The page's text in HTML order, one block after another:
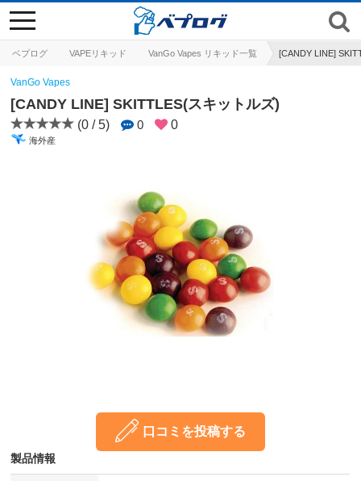
ベプログ VAPEリキッド VanGo Vapes リキッド一覧 [CANDY LINE]
toggle
navigation
VanGo Vapes
[CANDY LINE] SKITTLES(スキットルズ)
(0 / 5) 0 0
海外産
口コミを投稿する
製品情報